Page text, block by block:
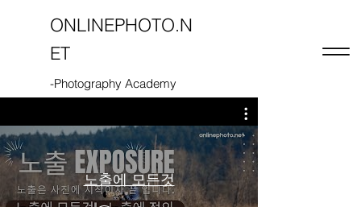
ONLINEPHOTO.N
ET
-Photography Academy
노출에 모든것